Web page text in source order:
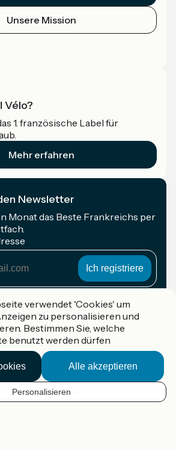
Unsere Mission
Vélo?
1. französische Label für
Mehr erfahren
Newsletter
Monat das Beste Frankreichs per
von Destination France
verwendet 'Cookies' um
zu personalisieren und
Bestimmen Sie, welche
benutzt werden dürfen
Alle akzeptieren
Personalisieren